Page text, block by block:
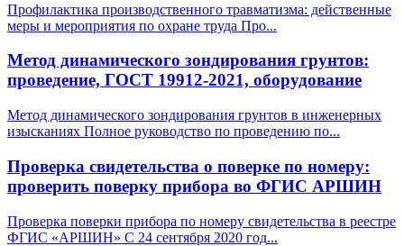
Профилактика производственного травматизма: действенные
меры и мероприятия по охране труда Про...
Метод динамического зондирования грунтов:
проведение, ГОСТ 19912-2021, оборудование
Метод динамического зондирования грунтов в инженерных
изысканиях Полное руководство по проведению по...
Проверка свидетельства о поверке по номеру:
проверить поверку прибора во ФГИС АРШИН
Проверка поверки прибора по номеру свидетельства в реестре
ФГИС «АРШИН» С 24 сентября 2020 год...